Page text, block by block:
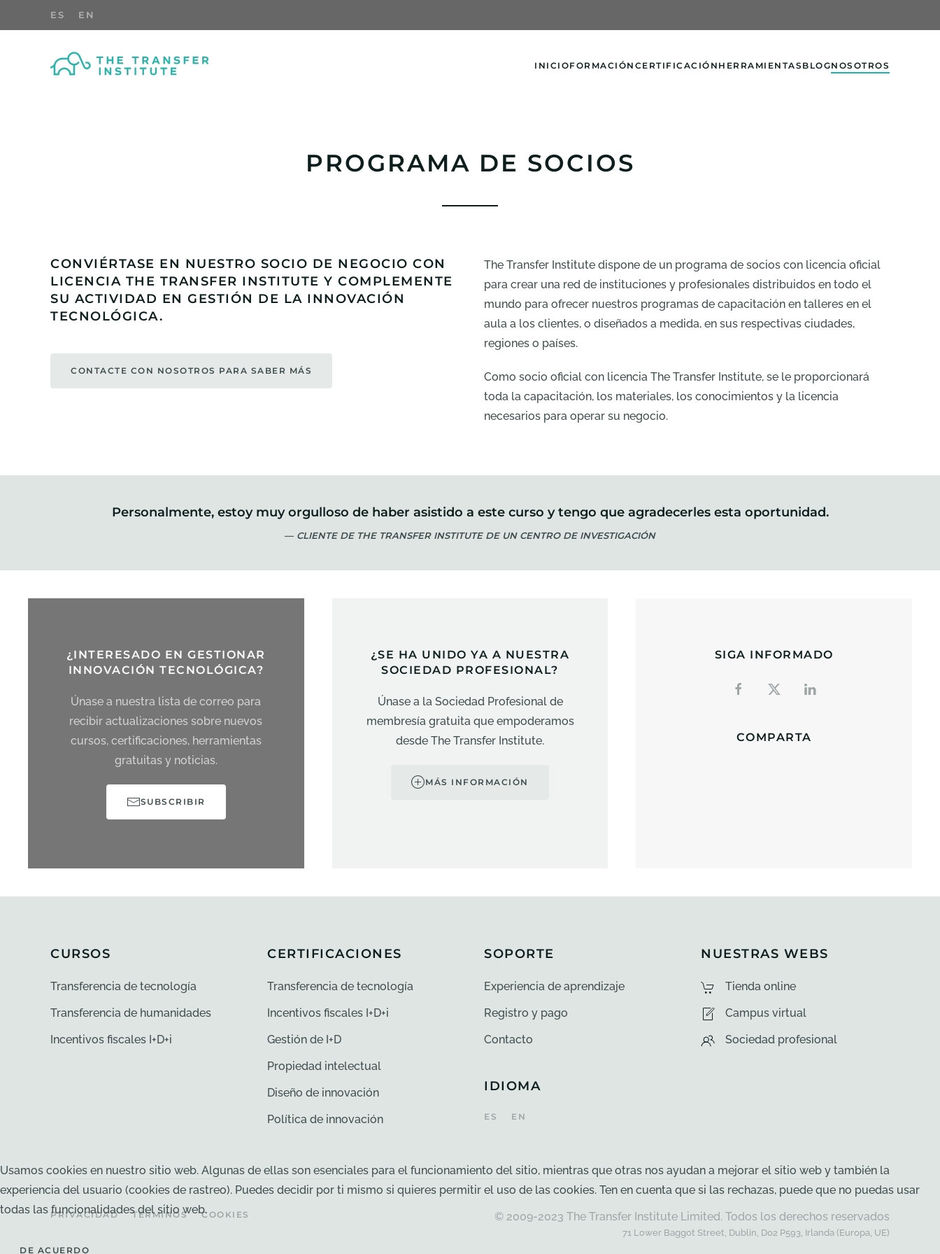
ES EN
INICIOFORMACIÓN CERTIFICACIÓN HERRAMIENTAS BLOGNOSOTROS
PROGRAMA DE SOCIOS
CONVIÉRTASE EN NUESTRO SOCIO DE NEGOCIO CON
LICENCIA THE TRANSFER INSTITUTE Y COMPLEMENTE
SU ACTIVIDAD EN GESTIÓN DE LA INNOVACIÓN
TECNOLÓGICA.
CONTACTE CON NOSOTROS PARA SABER MÁS
The Transfer Institute dispone de un programa de socios con licencia oficial
para crear una red de instituciones y profesionales distribuidos en todo el
mundo para ofrecer nuestros programas de capacitación en talleres en el
aula a los clientes, o diseñados a medida, en sus respectivas ciudades,
regiones o países.
Como socio oficial con licencia The Transfer Institute, se le proporcionará
toda la capacitación, los materiales, los conocimientos y la licencia
necesarios para operar su negocio.
Personalmente, estoy muy orgulloso de haber asistido a este curso y tengo que agradecerles esta oportunidad.
CLIENTE DE THE TRANSFER INSTITUTE DE UN CENTRO DE INVESTIGACIÓN
¿INTERESADO EN GESTIONAR
INNOVACIÓN TECNOLÓGICA?
Únase a nuestra lista de correo para
recibir actualizaciones sobre nuevos
cursos, certificaciones, herramientas
gratuitas y noticias.
SUBSCRIBIR
¿SE HA UNIDO YA A NUESTRA
SOCIEDAD PROFESIONAL?
Únase a la Sociedad Profesional de
membresía gratuita que empoderamos
desde The Transfer Institute.
MÁS INFORMACIÓN
SIGA INFORMADO
COMPARTA
CURSOS
Transferencia de tecnología
Transferencia de humanidades
Incentivos fiscales I+D+i
CERTIFICACIONES
Transferencia de tecnología
Incentivos fiscales I+D+i
Gestión de I+D
Propiedad intelectual
Diseño de innovación
Política de innovación
SOPORTE
Experiencia de aprendizaje
Registro y pago
Contacto
IDIOMA
ES EN
NUESTRAS WEBS
Tienda online
Campus virtual
Sociedad profesional
PRIVACIDAD TÉRMINOS COOKIES © 2009-2023 The Transfer Institute Limited. Todos los derechos reservados
71 Lower Baggot Street, Dublin, D02 P593, Irlanda (Europa, UE)
Usamos cookies en nuestro sitio web. Algunas de ellas son esenciales para el funcionamiento del sitio, mientras que otras nos ayudan a mejorar el sitio web y también la
experiencia del usuario (cookies de rastreo). Puedes decidir por ti mismo si quieres permitir el uso de las cookies. Ten en cuenta que si las rechazas, puede que no puedas usar
todas las funcionalidades del sitio web.
DE ACUERDO